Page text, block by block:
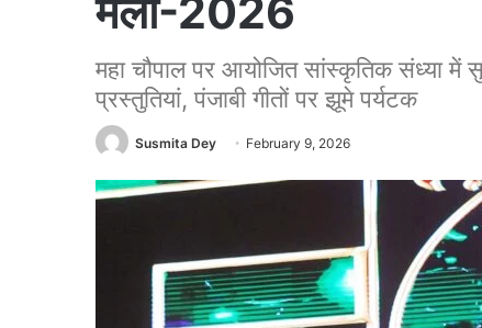
मेला-2026
महा चौपाल पर आयोजित सांस्कृतिक संध्या में
प्रस्तुतियां, पंजाबी गीतों पर झूमे पर्यटक
Susmita Dey February 9, 2026